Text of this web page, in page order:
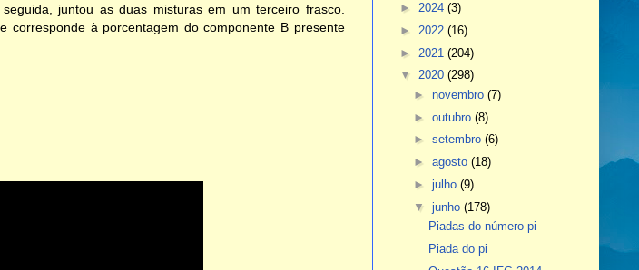
juntou as duas misturas em um terceiro frasco.
corresponde à porcentagem do componente B presente
► 2024 (3)
► 2022 (16)
► 2021 (204)
▼ 2020 (298)
►novembro(7)
►outubro(8)
►setembro(6)
►agosto(18)
►julho(9)
▼junho(178)
Piadas do número pi
Piada do pi